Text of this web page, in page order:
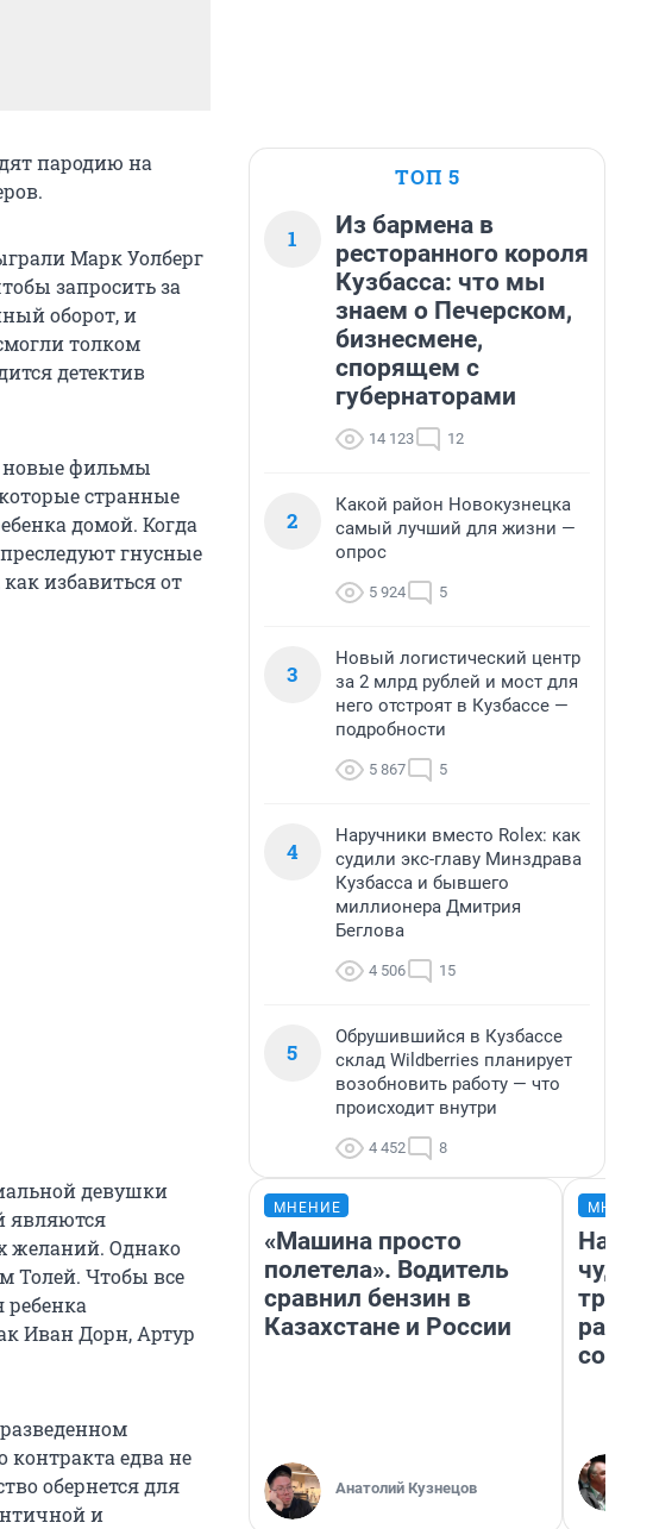
пародию на
Марк Уолберг
запросить за
оборот, и
толком
детектив
новые фильмы
странные
домой. Когда
гнусные
избавиться от
девушки
являются
желаний. Однако
Толей. Чтобы все
ребенка
Иван Дорн, Артур
контракта едва не
обернется для
и
ТОП 5
1
Из бармена в
ресторанного короля
Кузбасса: что мы
знаем о Печерском,
бизнесмене,
спорящем с
губернаторами
14 123 12
2
Какой район Новокузнецка
самый лучший для жизни —
опрос
5 924 5
3
Новый логистический центр
за 2 млрд рублей и мост для
него отстроят в Кузбассе —
подробности
5 867 5
4
Наручники вместо Rolex: как
судили экс-главу Минздрава
Кузбасса и бывшего
миллионера Дмитрия
Беглова
4 506 15
5
Обрушившийся в Кузбассе
склад Wildberries планирует
возобновить работу — что
происходит внутри
4 452 8
МНЕНИЕ
«Машина просто
полетела». Водитель
сравнил бензин в
Казахстане и России
Анатолий Кузнецов